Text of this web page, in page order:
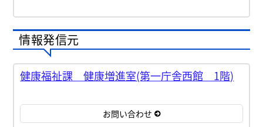
情報発信元
健康福祉課 健康増進室(第一庁舎西館 1階)
お問い合わせ